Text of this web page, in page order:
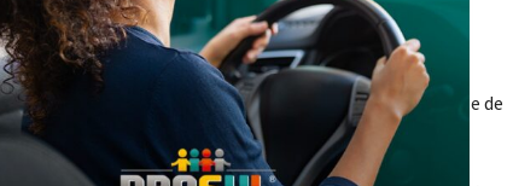
desse domingo, dia 26, por volta das 20 horas. O
que a vítima já havia sido socorrida pela equipe de
não resistiu aos ferimentos e veio a óbito.